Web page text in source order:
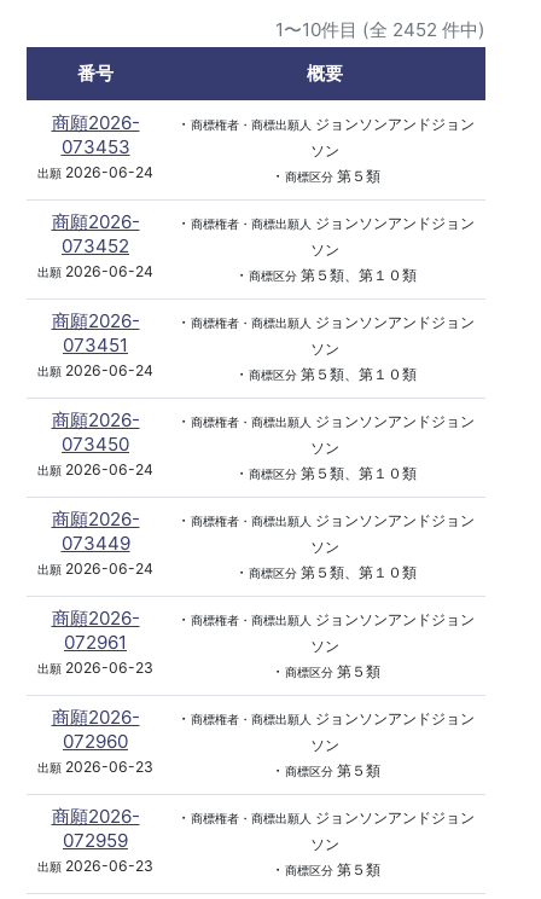
1〜10件目 (全 2452 件中)
番号
概要
商願2026-
073453
出願 2026-06-24
・ 商標権者・商標出願人
ジョンソンアンドジョン
ソン
・ 商標区分第５類
商願2026-
073452
出願 2026-06-24
・ 商標権者・商標出願人
ジョンソンアンドジョン
ソン
・ 商標区分第５類、第１０類
商願2026-
073451
出願 2026-06-24
・ 商標権者・商標出願人
ジョンソンアンドジョン
ソン
・ 商標区分第５類、第１０類
商願2026-
073450
出願 2026-06-24
・ 商標権者・商標出願人
ジョンソンアンドジョン
ソン
・ 商標区分第５類、第１０類
商願2026-
073449
出願 2026-06-24
・ 商標権者・商標出願人
ジョンソンアンドジョン
ソン
・ 商標区分第５類、第１０類
商願2026-
072961
出願 2026-06-23
・ 商標権者・商標出願人
ジョンソンアンドジョン
ソン
・ 商標区分第５類
商願2026-
072960
出願 2026-06-23
・ 商標権者・商標出願人
ジョンソンアンドジョン
ソン
・ 商標区分第５類
商願2026-
072959
出願 2026-06-23
・ 商標権者・商標出願人
ジョンソンアンドジョン
ソン
・ 商標区分第５類